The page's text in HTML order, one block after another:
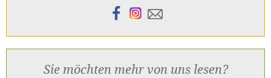
Sie möchten mehr von uns lesen?